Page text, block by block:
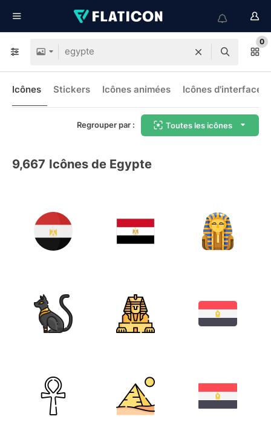
0
Icônes Stickers Icônes animées Icônes d'interface
Regrouper par : Toutes les icônes
9,667 Icônes de Egypte